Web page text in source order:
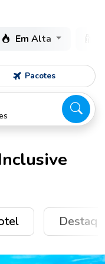
Em Alta
Pacotes